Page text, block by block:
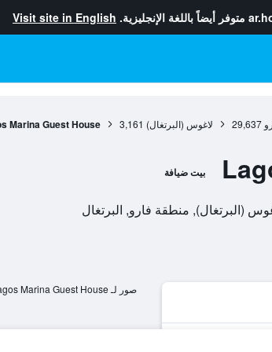
متوفر أيضاً باللغة الإنجليزية. Visit site in English
29,637 لاغوس (البرتغال) 3,161
Marina Guest House
بيت ضيافة
صور لـ Lagos Marina Guest House